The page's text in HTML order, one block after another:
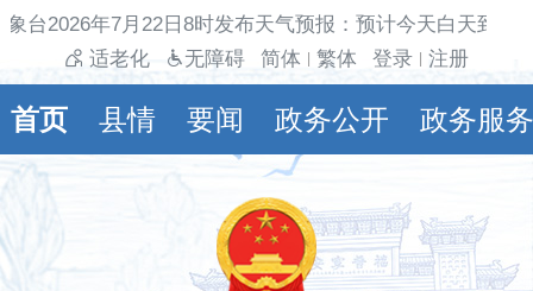
台2026年7月22日8时发布天气预报：预计今天白天到
适老化
无障碍 简体 繁体 登录 注册
首页 县情 要闻 政务公开 政务服务